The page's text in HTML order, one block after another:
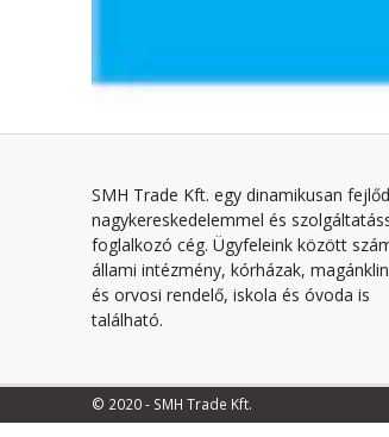
SMH Trade Kft. egy dinamikusan
nagykereskedelemmel és
foglalkozó cég. Ügyfeleink között
állami intézmény, kórházak,
és orvosi rendelő, iskola és óvoda is
található.
© 2020 - SMH Trade Kft.